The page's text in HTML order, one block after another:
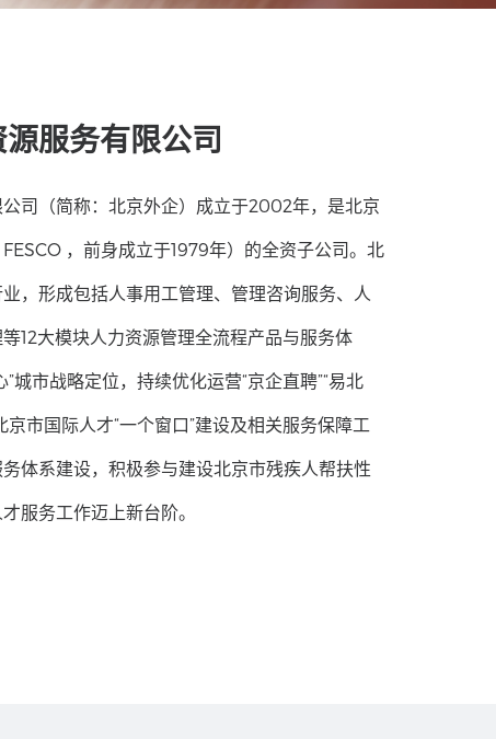
服务有限公司
司（简称：北京外企）成立于2002年，是北京
，前身成立于1979年）的全资子公司。北
，形成包括人事用工管理、管理咨询服务、人
12大模块人力资源管理全流程产品与服务体
城市战略定位，持续优化运营“京企直聘”“易北
京市国际人才“一个窗口”建设及相关服务保障工
体系建设，积极参与建设北京市残疾人帮扶性
服务工作迈上新台阶。